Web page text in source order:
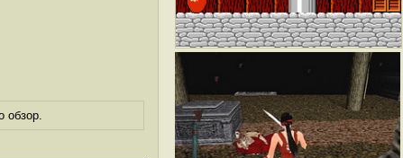
обзор.